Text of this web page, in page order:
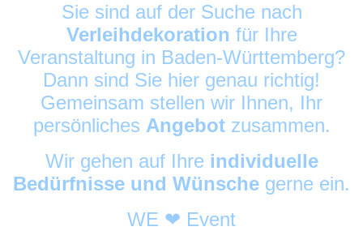
Sie sind auf der Suche nach
Verleihdekoration für Ihre
Veranstaltung in Baden-Württemberg?
Dann sind Sie hier genau richtig!
Gemeinsam stellen wir Ihnen, Ihr
persönliches Angebot zusammen.
Wir gehen auf Ihre individuelle
Bedürfnisse und Wünsche gerne ein.
WE ❤ Event